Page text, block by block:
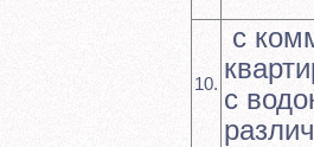
10.
с
с